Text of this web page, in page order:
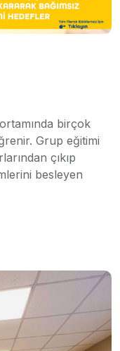
birçok
Grup eğitimi
çıkıp
besleyen